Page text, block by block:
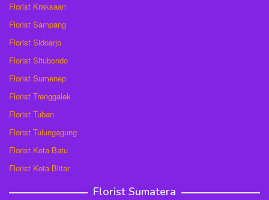
Florist Kraksaan
Florist Sampang
Florist Sidoarjo
Florist Situbondo
Florist Sumenep
Florist Trenggalek
Florist Tuban
Florist Tulungagung
Florist Kota Batu
Florist Kota Blitar
Florist Sumatera